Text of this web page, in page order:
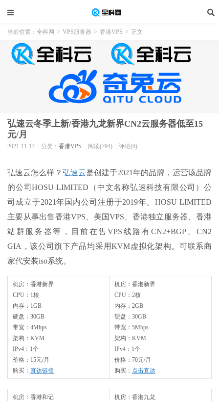
当前位置： 全科网 > VPS服务器 > 香港VPS > 正文
弘速云冬季上新/香港九龙新界CN2云服务器低至15
元/月
2021-11-17 分类： 香港VPS 阅读(794) 评论(0)
弘速云怎么样？ 弘速云是创建于2021年的品牌，运营该品牌
的公司HOSU LIMITED（中文名称弘速科技有限公司）公
司成立于2021年国内公司注册于2019年。HOSU LIMITED
主要从事出售香港VPS、美国VPS、香港独立服务器、香港
站群服务器等，目前在售VPS线路有CN2+BGP、CN2
GIA，该公司旗下产品均采用KVM虚拟化架构。可联系商
家代安装iso系统。
机房：香港新界
CPU：1核
内存：1GB
硬盘：30GB
带宽：4Mbps
架构：KVM
IPv4：1个
价格：15元/月
购买： 直达链接
机房：香港新界
CPU：2核
内存：2GB
硬盘：30GB
带宽：5Mbps
架构：KVM
IPv4：1个
价格：70元/月
购买： 点击直达
机房：香港和记
机房：香港九龙